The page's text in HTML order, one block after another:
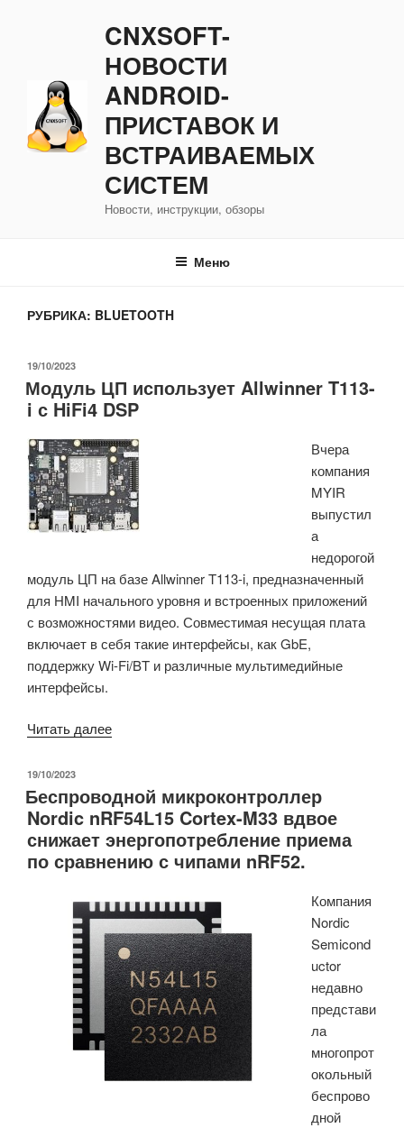
CNXSOFT-
НОВОСТИ
ANDROID-
ПРИСТАВОК И
ВСТРАИВАЕМЫХ
СИСТЕМ
Новости, инструкции, обзоры
Меню
РУБРИКА: BLUETOOTH
ОПУБЛИКОВАНО
19/10/2023
Модуль ЦП использует Allwinner T113-
i с HiFi4 DSP
Вчера
компания
MYIR
выпустил
а
недорогой
модуль ЦП на базе Allwinner T113-i, предназначенный
для HMI начального уровня и встроенных приложений
с возможностями видео. Совместимая несущая плата
включает в себя такие интерфейсы, как GbE,
поддержку Wi-Fi/BT и различные мультимедийные
интерфейсы.
Читать далее«Модуль
Allwinner
T113-
i
с
DSP»
ОПУБЛИКОВАНО
19/10/2023
Беспроводной микроконтроллер
Nordic nRF54L15 Cortex-M33 вдвое
снижает энергопотребление приема
по сравнению с чипами nRF52.
Компания
Nordic
Semicond
uctor
недавно
представи
ла
многопрот
окольный
беспрово
дной